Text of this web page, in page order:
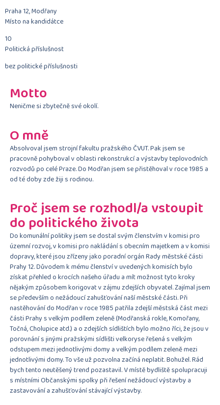
Praha 12, Modřany
Místo na kandidátce
10
Politická příslušnost
bez politické příslušnosti
Motto
Neničme si zbytečně své okolí.
O mně
Absolvoval jsem strojní fakultu pražského ČVUT. Pak jsem se
pracovně pohyboval v oblasti rekonstrukcí a výstavby teplovodních
rozvodů po celé Praze. Do Modřan jsem se přistěhoval v roce 1985 a
od té doby zde žiji s rodinou.
Proč jsem se rozhodl/a vstoupit
do politického života
Do komunální politiky jsem se dostal svým členstvím v komisi pro
územní rozvoj, v komisi pro nakládání s obecním majetkem a v komisi
dopravy, které jsou zřízeny jako poradní orgán Rady městské části
Prahy 12. Důvodem k mému členství v uvedených komisích bylo
získat přehled o krocích našeho úřadu a mít možnost tyto kroky
nějakým způsobem korigovat v zájmu zdejších obyvatel. Zajímal jsem
se především o nežádoucí zahušťování naší městské části. Při
nastěhování do Modřan v roce 1985 patřila zdejší městská část mezi
části Prahy s velkým podílem zeleně (Modřanská rokle, Komořany,
Točná, Cholupice atd.) a o zdejších sídlištích bylo možno říci, že jsou v
porovnání s jinými pražskými sídlišti velkoryse řešená s velkým
odstupem mezi jednotlivými domy a velkým podílem zeleně mezi
jednotlivými domy. To vše už pozvolna začíná neplatit. Bohužel. Rád
bych tento neutěšený trend pozastavil. V místě bydliště spolupracuji
s místními Občanskými spolky při řešení nežádoucí výstavby a
zastavování a zahušťování stávající výstavby.